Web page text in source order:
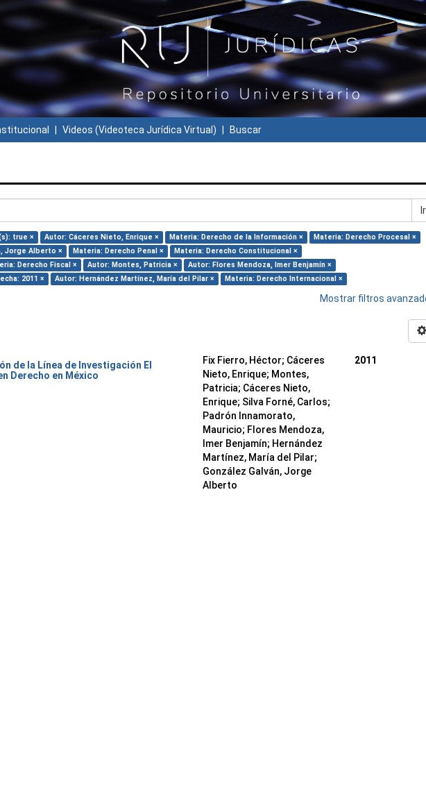
Videos (Videoteca Jurídica Virtual) Buscar
Ir
true × Autor: Cáceres Nieto, Enrique × Materia: Derecho de la Información ×
Materia: Derecho Procesal ×
Jorge Alberto × Materia: Derecho Penal ×
Materia: Derecho Constitucional ×
Derecho Fiscal × Autor: Montes, Patricia ×
Autor: Flores Mendoza, Imer Benjamín ×
2011 × Autor: Hernández Martínez, María del Pilar × Materia: Derecho Internacional ×
Mostrar filtros
de la Línea de Investigación El
Derecho en México
Fix Fierro, Héctor; Cáceres
Nieto, Enrique; Montes,
Patricia; Cáceres Nieto,
Enrique; Silva Forné, Carlos;
Padrón Innamorato,
Mauricio; Flores Mendoza,
Imer Benjamín; Hernández
Martínez, María del Pilar;
González Galván, Jorge
Alberto
2011